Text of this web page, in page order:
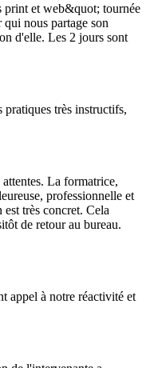
print et web&quot; tournée
nous partage son
d'elle. Les 2 jours sont
pratiques très instructifs,
La formatrice,
professionnelle et
très concret. Cela
de retour au bureau.
appel à notre réactivité et